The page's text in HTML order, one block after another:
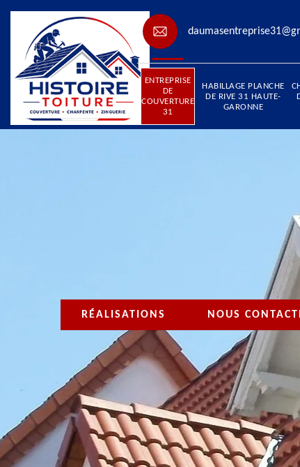
ENTREPRISE
DE
COUVERTURE
31
HABILLAGE PLANCHE
DE RIVE 31 HAUTE-
GARONNE
RÉALISATIONS NOUS